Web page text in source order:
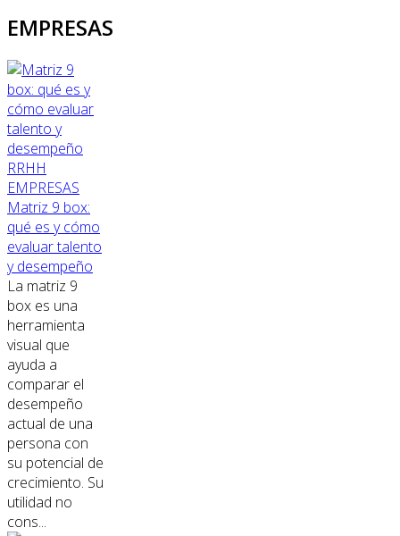
EMPRESAS
RRHH
EMPRESAS
Matriz 9 box:
qué es y cómo
evaluar talento
y desempeño
La matriz 9
box es una
herramienta
visual que
ayuda a
comparar el
desempeño
actual de una
persona con
su potencial de
crecimiento. Su
utilidad no
cons...